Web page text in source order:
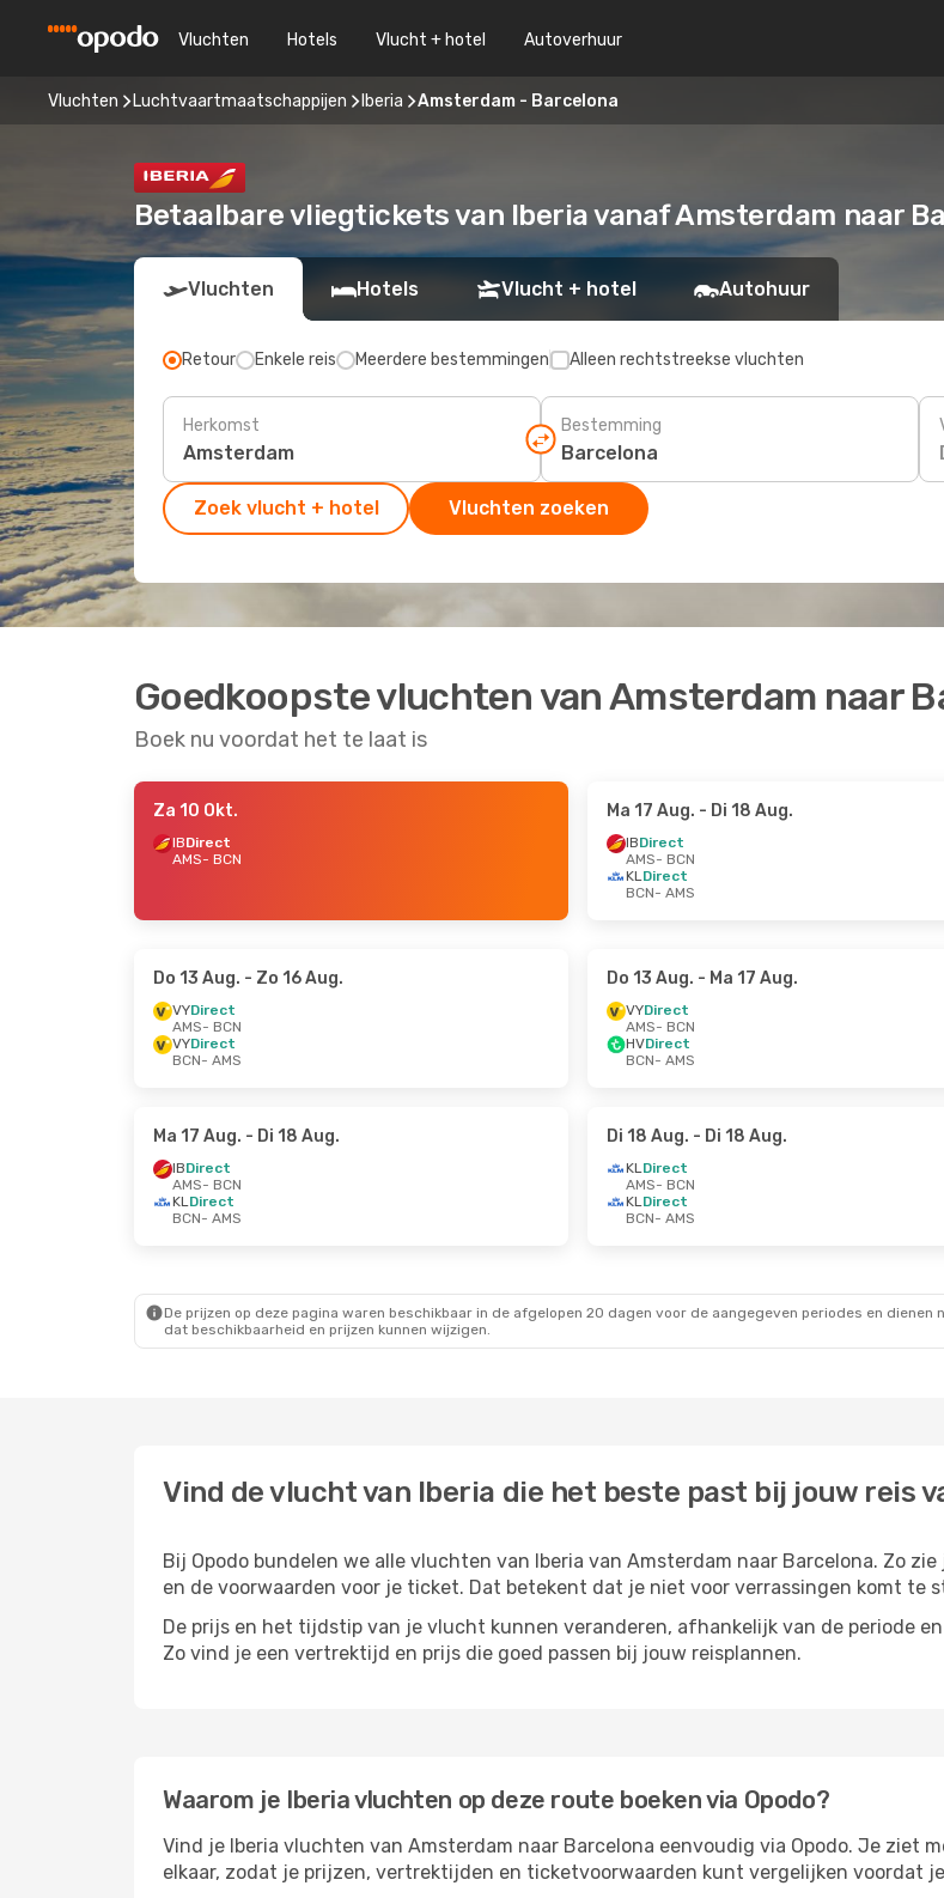
Vluchten Hotels Vlucht + hotel Autoverhuur
Vluchten Luchtvaartmaatschappijen Iberia Amsterdam - Barcelona
Betaalbare vliegtickets van Iberia vanaf Amsterdam naar
Vluchten Hotels Vlucht + hotel Autohuur
Retour Enkele reis Meerdere bestemmingen Alleen rechtstreekse vluchten
Herkomst Bestemming
Zoek vlucht + hotel Vluchten zoeken
Goedkoopste vluchten van Amsterdam naar
Boek nu voordat het te laat is
Za 10 Okt.
IBDirect
AMS- BCN
Ma 17 Aug. - Di 18 Aug.
IBDirect
AMS- BCN
KLDirect
BCN- AMS
Do 13 Aug. - Zo 16 Aug.
VYDirect
AMS- BCN
VYDirect
BCN- AMS
Do 13 Aug. - Ma 17 Aug.
VYDirect
AMS- BCN
HVDirect
BCN- AMS
Ma 17 Aug. - Di 18 Aug.
IBDirect
AMS- BCN
KLDirect
BCN- AMS
Di 18 Aug. - Di 18 Aug.
KLDirect
AMS- BCN
KLDirect
BCN- AMS
De prijzen op deze pagina waren beschikbaar in de afgelopen 20 dagen voor de aangegeven periodes en
dat beschikbaarheid en prijzen kunnen wijzigen.
Vind de vlucht van Iberia die het beste past bij jouw reis
Bij Opodo bundelen we alle vluchten van Iberia van Amsterdam naar Barcelona. Zo
en de voorwaarden voor je ticket. Dat betekent dat je niet voor verrassingen komt te
De prijs en het tijdstip van je vlucht kunnen veranderen, afhankelijk van de periode
Zo vind je een vertrektijd en prijs die goed passen bij jouw reisplannen.
Waarom je Iberia vluchten op deze route boeken via Opodo?
Vind je Iberia vluchten van Amsterdam naar Barcelona eenvoudig via Opodo. Je ziet
elkaar, zodat je prijzen, vertrektijden en ticketvoorwaarden kunt vergelijken voordat